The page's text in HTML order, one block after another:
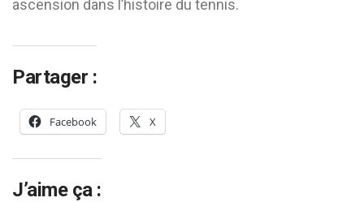
ascension dans l’histoire du tennis.
Partager :
Facebook X
J’aime ça :